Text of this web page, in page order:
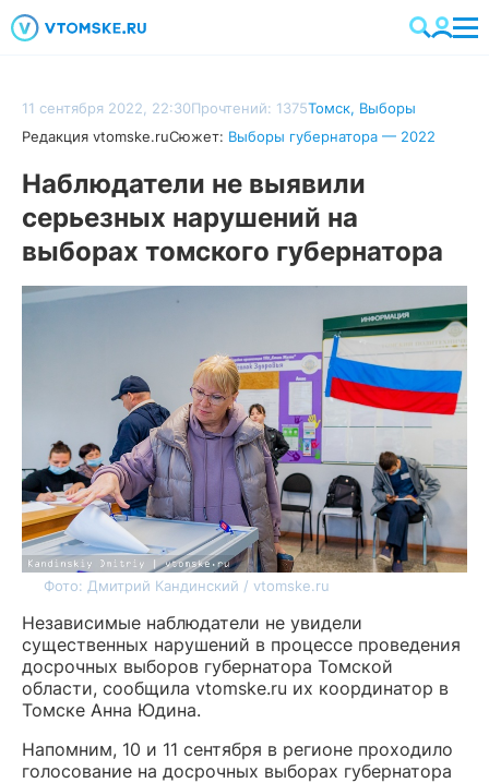
11 сентября 2022, 22:30Прочтений: 1375Томск, Выборы
Редакция vtomske.ruСюжет: Выборы губернатора — 2022
Наблюдатели не выявили
серьезных нарушений на
выборах томского губернатора
Фото: Дмитрий Кандинский / vtomske.ru
Независимые наблюдатели не увидели
существенных нарушений в процессе проведения
досрочных выборов губернатора Томской
области, сообщила vtomske.ru их координатор в
Томске Анна Юдина.
Напомним, 10 и 11 сентября в регионе проходило
голосование на досрочных выборах губернатора